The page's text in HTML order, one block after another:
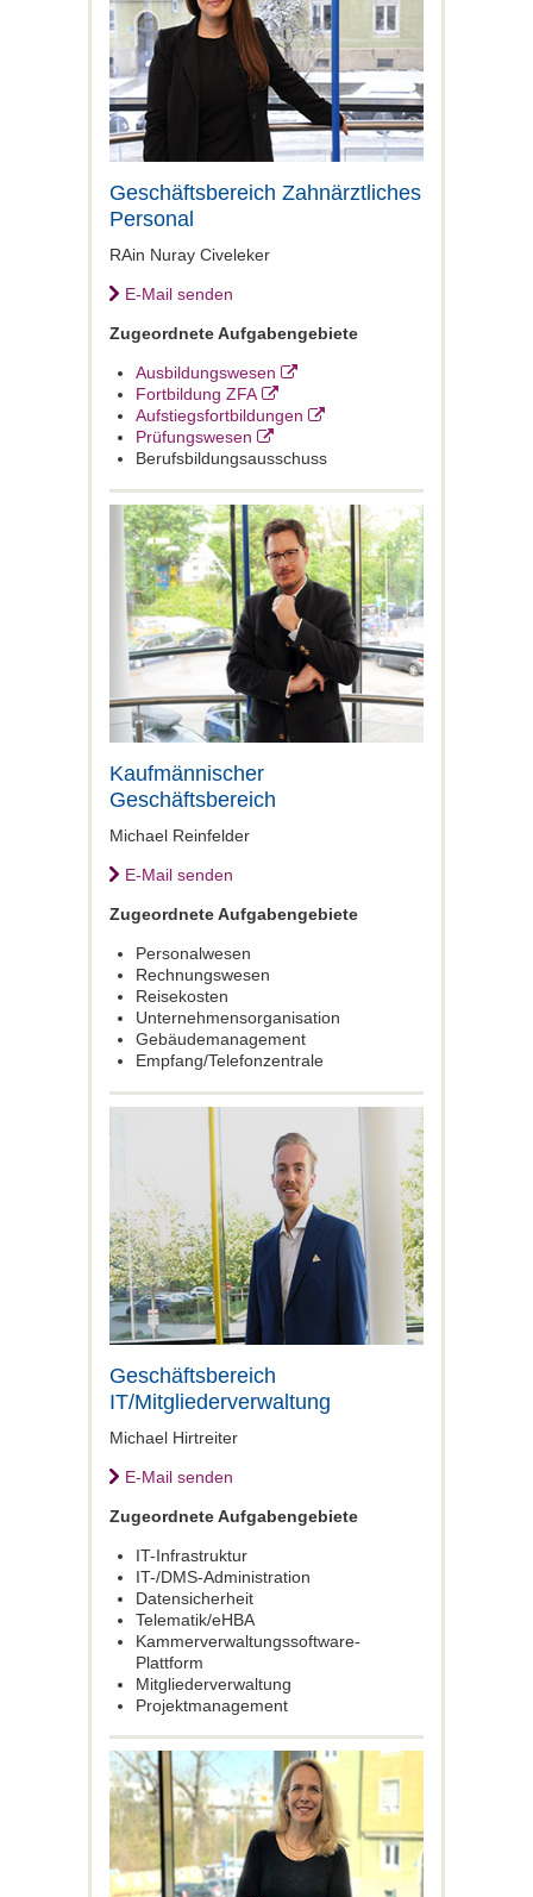
Geschäftsbereich Zahnärztliches
Personal
RAin Nuray Civeleker
E-Mail senden
Zugeordnete Aufgabengebiete
Ausbildungswesen
Fortbildung ZFA
Aufstiegsfortbildungen
Prüfungswesen
Berufsbildungsausschuss
Kaufmännischer
Geschäftsbereich
Michael Reinfelder
E-Mail senden
Zugeordnete Aufgabengebiete
Personalwesen
Rechnungswesen
Reisekosten
Unternehmensorganisation
Gebäudemanagement
Empfang/Telefonzentrale
Geschäftsbereich
IT/Mitgliederverwaltung
Michael Hirtreiter
E-Mail senden
Zugeordnete Aufgabengebiete
IT-­Infrastruktur
IT-­/DMS-Administration
Datensicherheit
Telematik/eHBA
Kammerverwaltungs­software­-
Plattform
Mitgliederverwaltung
Projektmanagement